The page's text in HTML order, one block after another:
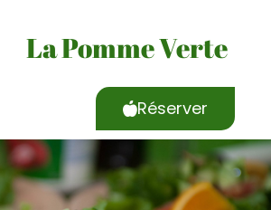
La Pomme Verte
Réserver